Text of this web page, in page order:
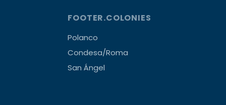
FOOTER.COLONIES
Polanco
Condesa/Roma
San Ángel